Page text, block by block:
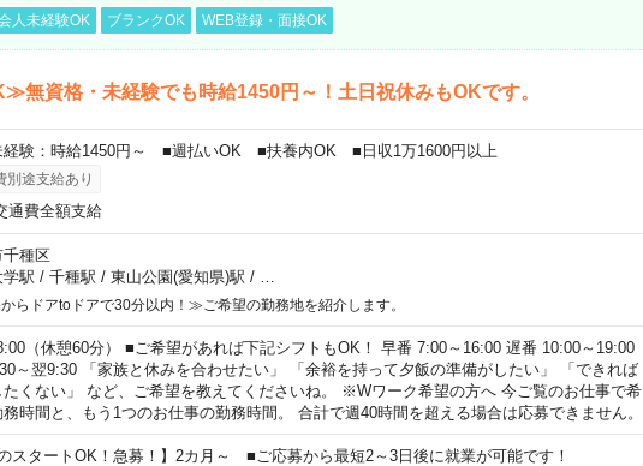
人未経験OK ブランクOK WEB登録・面接OK
無資格・未経験でも時給1450円～！土日祝休みもOKです。
経験：時給1450円～ ■週払いOK ■扶養内OK ■日収1万1600円以上
別途支給あり
通費全額支給
種区
駅 / 千種駅 / 東山公園(愛知県)駅 /
らドアtoドアで30分以内！≫ご希望の勤務地を紹介します。
（休憩60分） ■ご希望があれば下記シフトもOK！ 早番 7:00～16:00 遅番 10:00～19:00
～翌9:30 「家族と休みを合わせたい」 「余裕を持って夕飯の準備がしたい」 「できれば
たくない」 など、ご希望を教えてくださいね。 ※Wワーク希望の方へ 今ご覧のお仕事で希
時間と、もう1つのお仕事の勤務時間。 合計で週40時間を超える場合は応募できません。
のスタートOK！急募！】2カ月～ ■ご応募から最短2～3日後に就業が可能です！